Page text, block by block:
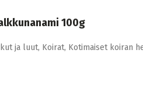
100g
ja luut, Koirat, Kotimaiset koiran